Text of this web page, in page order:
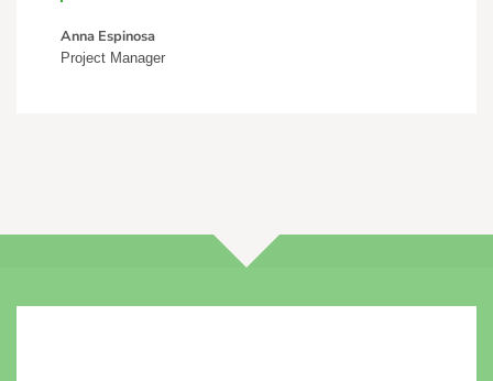
Anna Espinosa
Project Manager